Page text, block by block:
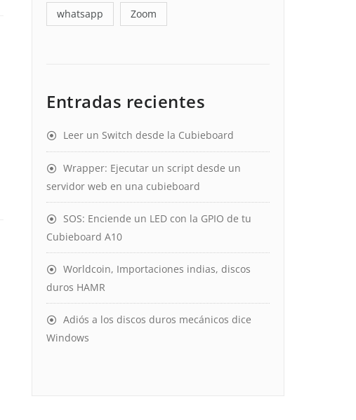
whatsapp Zoom
Entradas recientes
Leer un Switch desde la Cubieboard
Wrapper: Ejecutar un script desde un
servidor web en una cubieboard
SOS: Enciende un LED con la GPIO de tu
Cubieboard A10
Worldcoin, Importaciones indias, discos
duros HAMR
Adiós a los discos duros mecánicos dice
Windows